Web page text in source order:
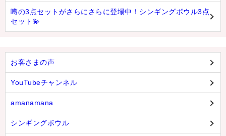
噂の3点セットがさらにさらに登場中！シンギングボウル3点
セット💫
お客さまの声
YouTubeチャンネル
amanamana
シンギングボウル